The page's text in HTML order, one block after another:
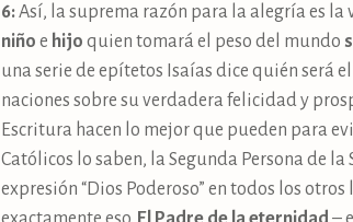
6:Así, la suprema razón para la alegría es la
niño e hijo quien tomará el peso del mundo
una serie de epítetos Isaías dice quién será
naciones sobre su verdadera felicidad y
Escritura hacen lo mejor que pueden para
Católicos lo saben, la Segunda Persona de
expresión “Dios Poderoso” en todos los